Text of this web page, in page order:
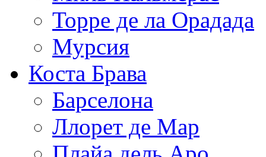
Торре де ла Орадада
Мурсия
Коста Брава
Барселона
Ллорет де Мар